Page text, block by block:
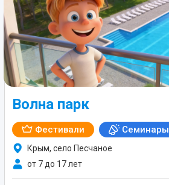
Волна парк
Фестивали Семинары
Крым, село Песчаное
от 7 до 17 лет